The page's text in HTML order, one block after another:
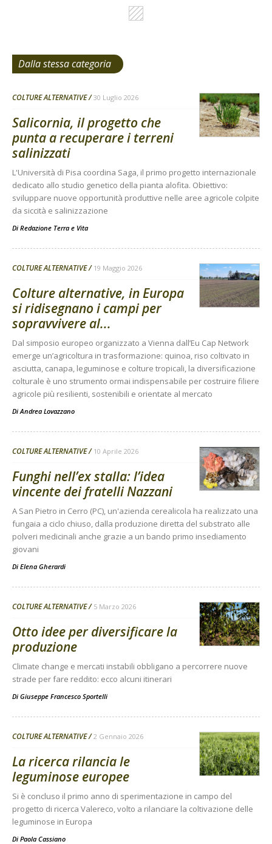
Dalla stessa categoria
COLTURE ALTERNATIVE 30 Luglio 2026
Salicornia, il progetto che
punta a recuperare i terreni
salinizzati
L'Università di Pisa coordina Saga, il primo progetto internazionale
dedicato allo studio genetico della pianta alofita. Obiettivo:
sviluppare nuove opportunità produttive nelle aree agricole colpite
da siccità e salinizzazione
Di Redazione Terra e Vita
COLTURE ALTERNATIVE 19 Maggio 2026
Colture alternative, in Europa
si ridisegnano i campi per
sopravvivere al...
Dal simposio europeo organizzato a Vienna dall’Eu Cap Network
emerge un’agricoltura in trasformazione: quinoa, riso coltivato in
asciutta, canapa, leguminose e colture tropicali, la diversificazione
colturale è uno strumento ormai indispensabile per costruire filiere
agricole più resilienti, sostenibili e orientate al mercato
Di Andrea Lovazzano
COLTURE ALTERNATIVE 10 Aprile 2026
Funghi nell’ex stalla: l’idea
vincente dei fratelli Nazzani
A San Pietro in Cerro (PC), un'azienda cerealicola ha realizzato una
fungaia a ciclo chiuso, dalla produzione diretta del substrato alle
polveri medicinali anche grazie a un bando primo insediamento
giovani
Di Elena Gherardi
COLTURE ALTERNATIVE 5 Marzo 2026
Otto idee per diversificare la
produzione
Climate change e mercati instabili obbligano a percorrere nuove
strade per fare reddito: ecco alcuni itinerari
Di Giuseppe Francesco Sportelli
COLTURE ALTERNATIVE 2 Gennaio 2026
La ricerca rilancia le
leguminose europee
Si è concluso il primo anno di sperimentazione in campo del
progetto di ricerca Valereco, volto a rilanciare la coltivazione delle
leguminose in Europa
Di Paola Cassiano